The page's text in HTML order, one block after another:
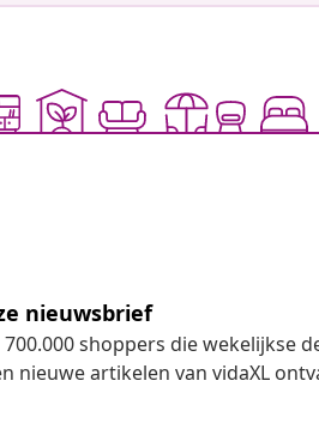
nieuwsbrief
shoppers die wekelijkse
nieuwe artikelen van vidaXL